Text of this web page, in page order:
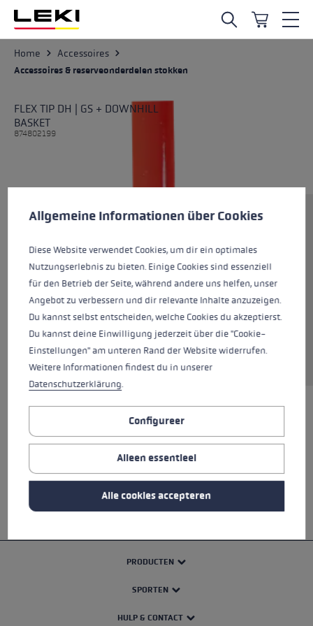
Ga naar de hoofdinhoud
Home Accessoires
Accessoires & reserveonderdelen stokken
FLEX TIP DH | GS + DOWNHILL
BASKET
874802199
Grootte
black-neonyellow
Service aanvragen
ALLE SPECIFICATIES
VEILIGHEIDSINSTRUCTIES
PRODUCTEN
SPORTEN
HULP & CONTACT
Allgemeine Informationen über Cookies
Diese Website verwendet Cookies, um dir ein optimales
Nutzungserlebnis zu bieten. Einige Cookies sind essenziell
für den Betrieb der Seite, während andere uns helfen, unser
Angebot zu verbessern und dir relevante Inhalte anzuzeigen.
Du kannst selbst entscheiden, welche Cookies du akzeptierst.
Du kannst deine Einwilligung jederzeit über die "Cookie-
Einstellungen" am unteren Rand der Website widerrufen.
Weitere Informationen findest du in unserer
Datenschutzerklärung.
Configureer
Alleen essentieel
Alle cookies accepteren